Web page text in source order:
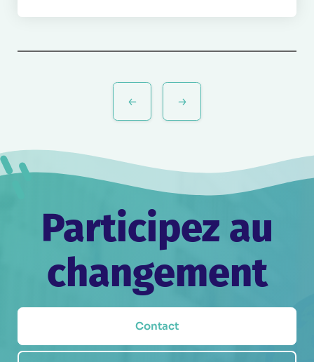
Participez au
changement
Contact